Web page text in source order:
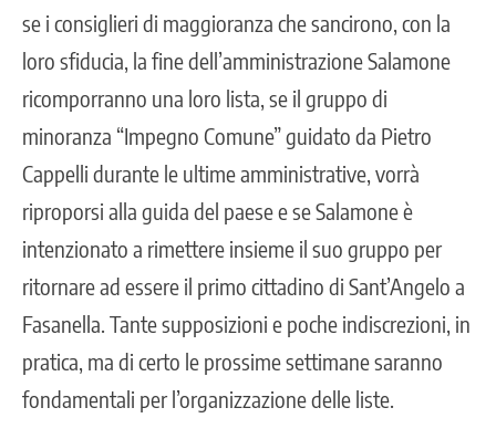
se i consiglieri di maggioranza che sancirono, con la
loro sfiducia, la fine dell’amministrazione Salamone
ricomporranno una loro lista, se il gruppo di
minoranza “Impegno Comune” guidato da Pietro
Cappelli durante le ultime amministrative, vorrà
riproporsi alla guida del paese e se Salamone è
intenzionato a rimettere insieme il suo gruppo per
ritornare ad essere il primo cittadino di Sant’Angelo a
Fasanella. Tante supposizioni e poche indiscrezioni, in
pratica, ma di certo le prossime settimane saranno
fondamentali per l’organizzazione delle liste.